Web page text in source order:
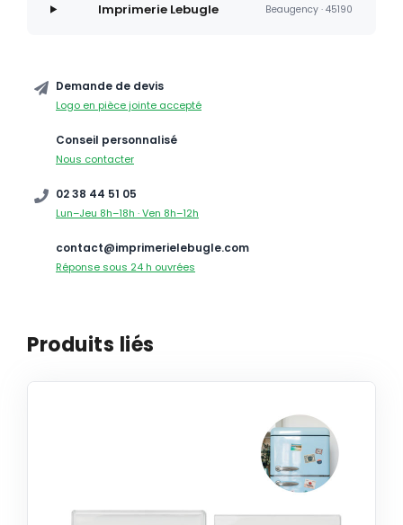
Imprimerie Lebugle Beaugency · 45190
Demande de devis
Logo en pièce jointe accepté
Conseil personnalisé
Nous contacter
02 38 44 51 05
Lun–Jeu 8h–18h · Ven 8h–12h
contact@imprimerielebugle.com
Réponse sous 24 h ouvrées
Produits liés